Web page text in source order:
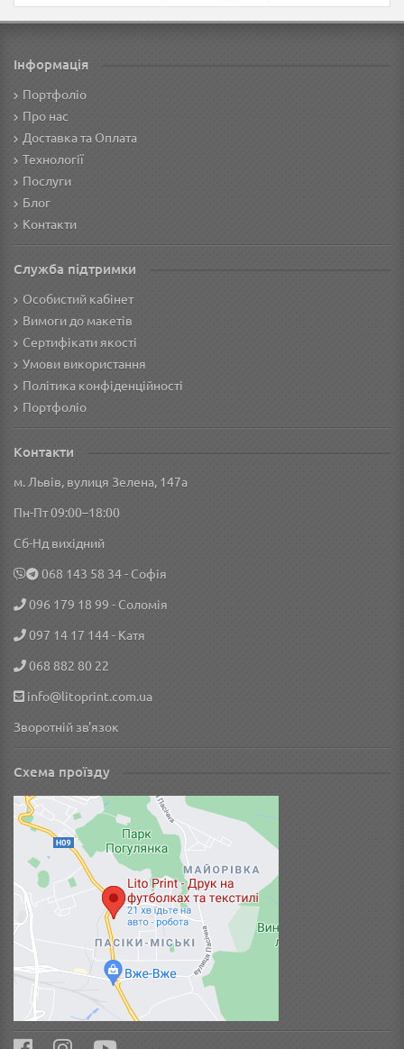
Інформація
Портфоліо
Про нас
Доставка та Оплата
Технології
Послуги
Блог
Контакти
Служба підтримки
Особистий кабінет
Вимоги до макетів
Сертифікати якості
Умови використання
Політика конфіденційності
Портфоліо
Контакти
м. Львів, вулиця Зелена, 147а
Пн-Пт 09:00–18:00
Сб-Нд вихідний
‎068 143 58 34- Софія
096 179 18 99 - Соломія
097 14 17 144- Катя
068 882 80 22
info@litoprint.com.ua
Зворотній зв'язок
Схема проїзду